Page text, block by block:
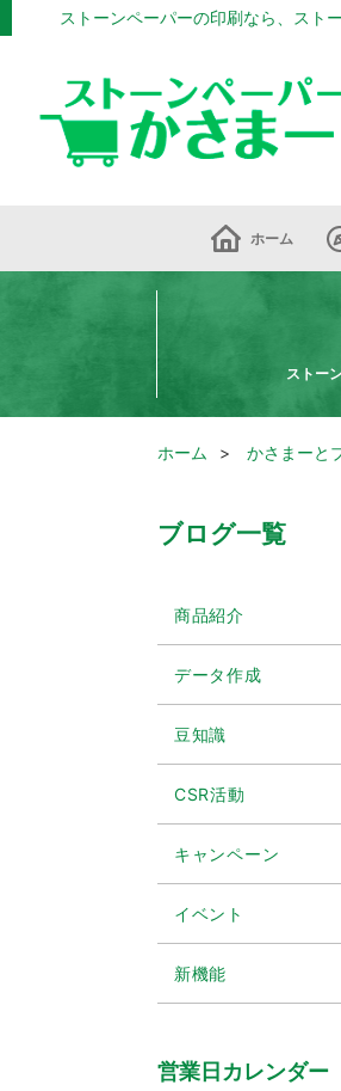
ストーンペーパーの印刷なら、スト
ホーム
ストー
ホーム かさまーと
ブログ一覧
商品紹介
データ作成
豆知識
CSR活動
キャンペーン
イベント
新機能
営業日カレンダー